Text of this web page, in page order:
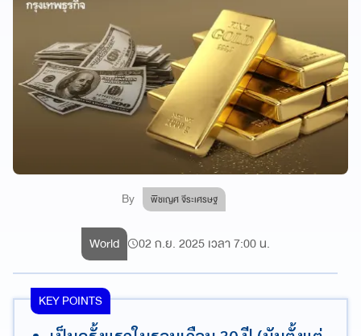
By พิชเญศ จีระเศรษฐ
World 02 ก.ย. 2025 เวลา 7:00 น.
KEY POINTS